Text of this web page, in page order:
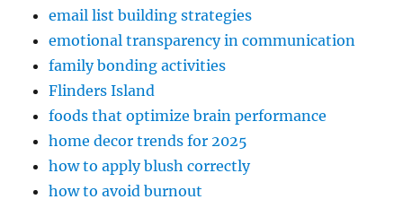
email list building strategies
emotional transparency in communication
family bonding activities
Flinders Island
foods that optimize brain performance
home decor trends for 2025
how to apply blush correctly
how to avoid burnout